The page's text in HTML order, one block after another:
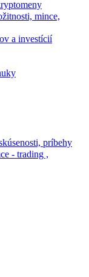
mince,
a investícií
príbehy
- trading ,